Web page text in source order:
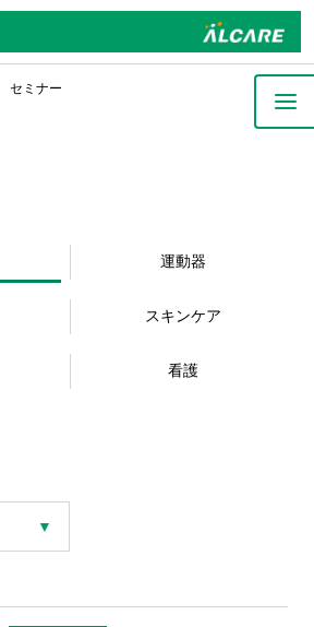
セミナー
運動器
スキンケア
看護